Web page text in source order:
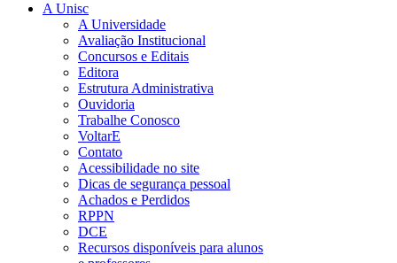
A Unisc
A Universidade
Avaliação Institucional
Concursos e Editais
Editora
Estrutura Administrativa
Ouvidoria
Trabalhe Conosco
VoltarE
Contato
Acessibilidade no site
Dicas de segurança pessoal
Achados e Perdidos
RPPN
DCE
Recursos disponíveis para alunos